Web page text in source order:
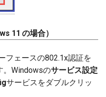
11 の場合）
フェースの802.1x認証を
。Windowsのサービス設定
サービスをダブルクリッ